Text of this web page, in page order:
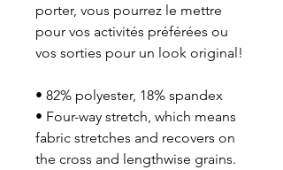
porter, vous pourrez le mettre
pour vos activités préférées ou
vos sorties pour un look original!
• 82% polyester, 18% spandex
• Four-way stretch, which means
fabric stretches and recovers on
the cross and lengthwise grains.